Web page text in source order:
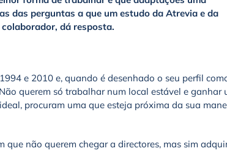
das perguntas a que um estudo da Atrevia e da
dá resposta.
e 2010 e, quando é desenhado o seu perfil
querem só trabalhar num local estável e ganhar
procuram uma que esteja próxima da sua
que não querem chegar a directores, mas sim